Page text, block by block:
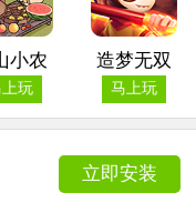
小农
玩
造梦无双
马上玩
立即安装